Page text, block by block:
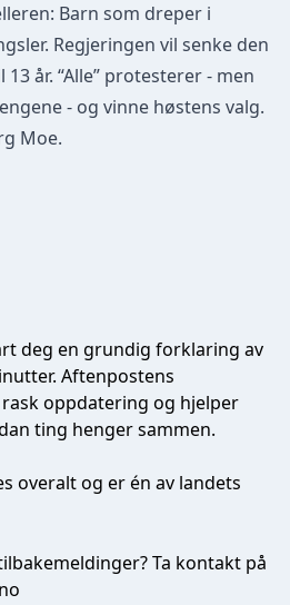
Barn som dreper i
Regjeringen vil senke den
år. “Alle” protesterer - men
- og vinne høstens valg.
Moe.
deg en grundig forklaring av
Aftenpostens
oppdatering og hjelper
ting henger sammen.
overalt og er én av landets
Ta kontakt på